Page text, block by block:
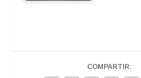
COMPARTIR: